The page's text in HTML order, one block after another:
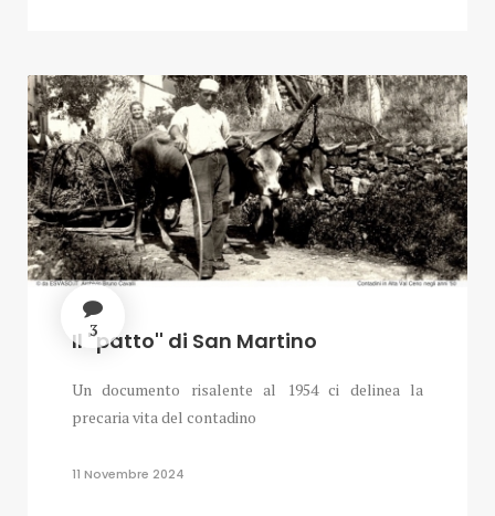
3
Il ''patto'' di San Martino
Un documento risalente al 1954 ci delinea la
precaria vita del contadino
11 Novembre 2024